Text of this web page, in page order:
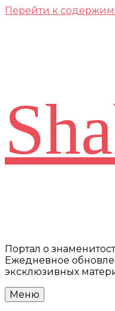
Перейти к
Портал о
Ежедневное
эксклюзивных
Меню